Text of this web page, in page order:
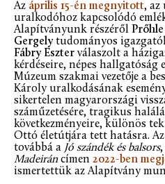
Az április 15-én megnyitott, az
uralkodóhoz kapcsolódó
Alapítványunk részéről
Gergelytudományos
Fábry Eszter válaszolt a
kérdéseire, népes hallgatóság
Múzeum szakmai vezetője a
Károly uralkodásának
sikertelen magyarországi
száműzetésére, tragikus
következményeire, különös
Ottó életútjára tett hatásra.
továbbá a Jó szándék és balsors,
Madeirán címen 2022-ben
ismertettük az Alapítvány